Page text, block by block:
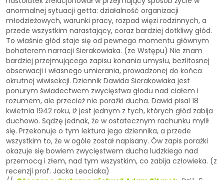
anormalnej sytuacji getta: działalność organizacji
młodzieżowych, warunki pracy, rozpad więzi rodzinnych, a
przede wszystkim narastający, coraz bardziej dotkliwy głód.
To właśnie głód staje się od pewnego momentu głównym
bohaterem narracji Sierakowiaka. (ze Wstępu) Nie znam
bardziej przejmującego zapisu konania umysłu, bezlitosnej
obserwacji i własnego umierania, prowadzonej do końca
okrutnej wiwisekcji. Dziennik Dawida Sierakowiaka jest
ponurym świadectwem zwycięstwa głodu nad ciałem i
rozumem, ale przecież nie porażki ducha. Dawid pisal 18
kwietnia 1942 roku, iż jest jednym z tych, których głód zabija
duchowo. Sądzę jednak, że w ostatecznym rachunku mylił
się. Przekonuje o tym lektura jego dziennika, a przede
wszystkim to, że w ogóle został napisany. Ów zapis porażki
okazuje się bowiem zwycięstwem ducha ludzkiego nad
przemocą i złem, nad tym wszystkim, co zabija człowieka. (z
recenzji prof. Jacka Leociaka)